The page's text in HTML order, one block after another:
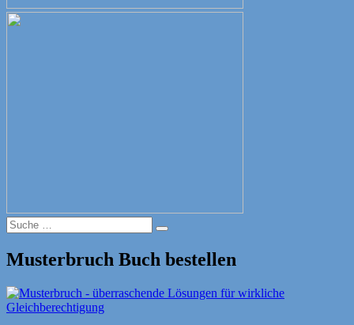
Suche
nach:
Suche
Musterbruch Buch bestellen